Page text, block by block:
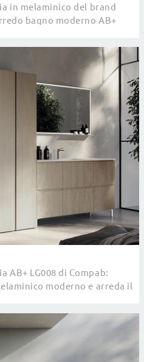
in melaminico del brand
bagno moderno AB+
AB+ LG008 di Compab:
moderno e arreda il